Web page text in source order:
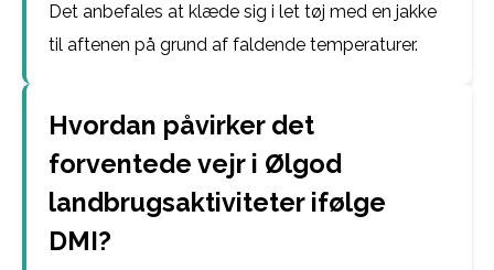
Det anbefales at klæde sig i let tøj med en jakke
til aftenen på grund af faldende temperaturer.
Hvordan påvirker det
forventede vejr i Ølgod
landbrugsaktiviteter ifølge
DMI?